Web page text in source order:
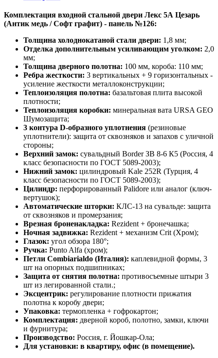
Комплектация входной стальной двери Лекс 5А Цезарь
(Антик медь / Софт графит) - панель №126:
Толщина холоднокатаной стали двери: 1,8 мм;
Отделка дополнительным усиливающим уголком: 2,0
мм;
Толщина дверного полотна: 100 мм, короба: 110 мм;
Ребра жесткости: 3 вертикальных + 9 горизонтальных -
усиление жесткости металлоконструкции;
Теплоизоляция полотна: базальтовая плита высокой
плотности;
Теплоизоляция коробки: минеральная вата URSA GEO
Шумозащита;
3 контура D-образного уплотнения (резиновые
уплотнители): защита от сквозняков и запахов с уличной
стороны;
Верхний замок: сувальдный Border ЗВ 8-6 К5 (Россия, 4
класс безопасности по ГОСТ 5089-2003);
Нижний замок: цилиндровый Kale 252R (Турция, 4
класс безопасности по ГОСТ 5089-2003);
Цилиндр: перфорированный Palidore или аналог (ключ-
вертушок);
Автоматические шторки: КЛС-13 на сувальде: защита
от сквозняков и промерзания;
Врезная броненакладка: Rezident + бронечашка;
Ночная задвижка: Rezident + механизм Crit (Хром);
Глазок: угол обзора 180°;
Ручка: Punto Alfa (хром);
Петли Combiarialdo (Италия): каплевидной формы, 3
шт на опорных подшипниках;
Защита от снятия полотна: противосъемные штыри 3
шт из легированной стали.;
Эксцентрик: регулирование плотности прижатия
полотна к коробу двери;
Упаковка: термопленка + гофрокартон;
Комплектация: дверной короб, полотно, замки, ключи
и фурнитура;
Производство: Россия, г. Йошкар-Ола;
Для установки: в квартиру, офис (в помещение).